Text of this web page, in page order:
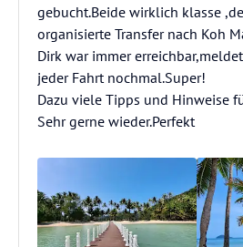
gebucht.Beide wirklich klasse
organisierte Transfer nach Koh
Dirk war immer
jeder Fahrt nochmal.Super!
Dazu viele Tipps und Hinweise
Sehr gerne wieder.Perfekt